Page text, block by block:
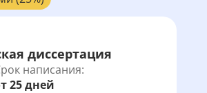
диссертация
написания:
25 дней